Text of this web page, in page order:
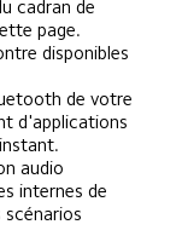
cadran de
page.
disponibles
de votre
d'applications
audio
internes de